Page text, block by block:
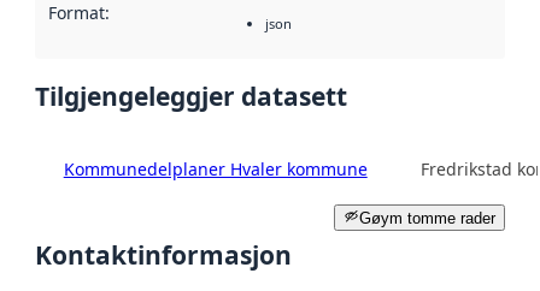
Format: json
Tilgjengeleggjer datasett
Kommunedelplaner Hvaler kommune Fredrikstad
Gøym tomme rader
Kontaktinformasjon